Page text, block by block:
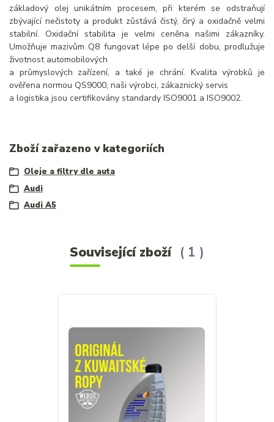
základový olej unikátním procesem, při kterém se odstraňují
zbývající nečistoty a produkt zůstává čistý, čirý a oxidačně velmi
stabilní. Oxidační stabilita je velmi ceněna našimi zákazníky.
Umožňuje mazivům Q8 fungovat lépe po delší dobu, prodlužuje
životnost automobilových
a průmyslových zařízení, a také je chrání. Kvalita výrobků je
ověřena normou QS9000, naši výrobci, zákaznický servis
a logistika jsou certifikovány standardy ISO9001 a ISO9002.
Zboží zařazeno v kategoriích
Oleje a filtry dle auta
Audi
Audi A5
Související zboží 1